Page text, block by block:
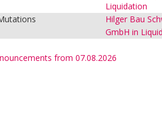
Liquidation
Hilger Bau
GmbH in
from 07.08.2026